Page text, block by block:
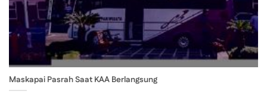
Maskapai Pasrah Saat KAA Berlangsung